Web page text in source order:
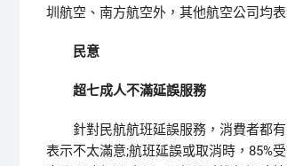
圳航空、南方航空外，其他航空公司均
民意
超七成人不滿延誤服務
針對民航航班延誤服務，消費者都有
表示不太滿意;航班延誤或取消時，85%